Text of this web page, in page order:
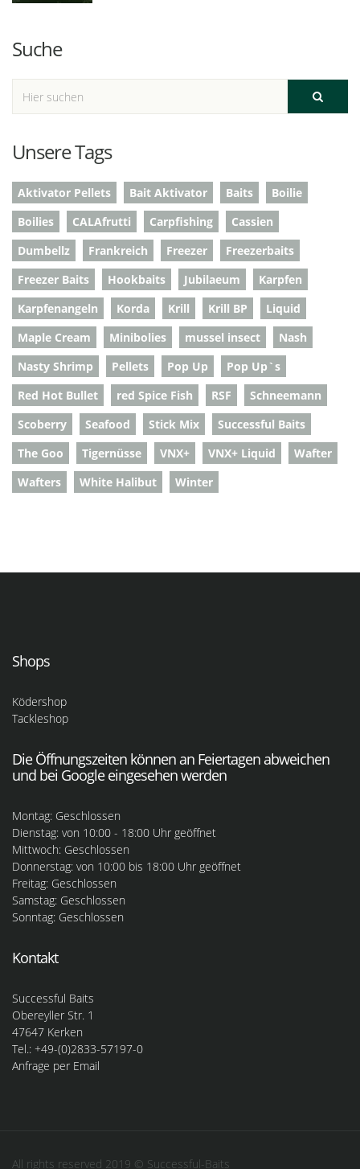
Suche
Unsere Tags
Aktivator Pellets Bait Aktivator Baits
Boilie
Boilies
CALAfrutti Carpfishing
Cassien
Dumbellz
Frankreich Freezer
Freezerbaits
Freezer Baits
Hookbaits Jubilaeum
Karpfen
Karpfenangeln
Korda Krill Krill BP
Liquid
Maple Cream
Minibolies mussel insect
Nash
Nasty Shrimp
Pellets Pop Up
Pop Up`s
Red Hot Bullet
red Spice Fish RSF
Schneemann
Scoberry
Seafood Stick Mix
Successful Baits
The Goo
Tigernüsse VNX+ VNX+ Liquid
Wafter
Wafters
White Halibut Winter
Shops
Ködershop
Tackleshop
Die Öffnungszeiten können an Feiertagen abweichen
und bei Google eingesehen werden
Montag: Geschlossen
Dienstag: von 10:00 - 18:00 Uhr geöffnet
Mittwoch: Geschlossen
Donnerstag: von 10:00 bis 18:00 Uhr geöffnet
Freitag: Geschlossen
Samstag: Geschlossen
Sonntag: Geschlossen
Kontakt
Successful Baits
Obereyller Str. 1
47647 Kerken
Tel.: +49-(0)2833-57197-0
Anfrage per Email
All rights reserved 2019 © Successful-Baits